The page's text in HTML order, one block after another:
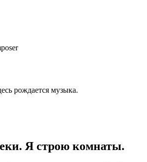
рождается музыка.
Я строю комнаты.